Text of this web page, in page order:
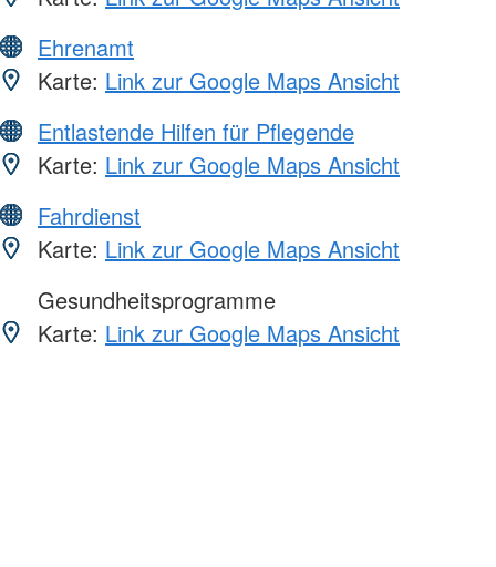
Ehrenamt
Karte: Link zur Google Maps Ansicht
Entlastende Hilfen für Pflegende
Karte: Link zur Google Maps Ansicht
Fahrdienst
Karte: Link zur Google Maps Ansicht
Gesundheitsprogramme
Karte: Link zur Google Maps Ansicht